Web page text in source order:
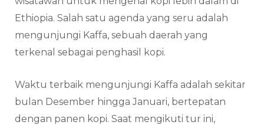
Ethiopia. Salah satu agenda yang seru adalah
mengunjungi Kaffa, sebuah daerah yang
terkenal sebagai penghasil kopi.
Waktu terbaik mengunjungi Kaffa adalah sekitar
bulan Desember hingga Januari, bertepatan
dengan panen kopi. Saat mengikuti tur ini,